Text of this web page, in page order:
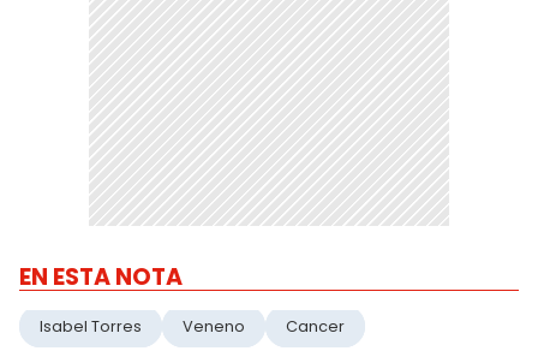
EN ESTA NOTA
Isabel Torres Veneno Cancer